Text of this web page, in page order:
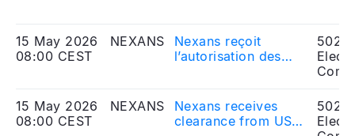
15 May 2026
08:00 CEST
NEXANS
Nexans reçoit
l’autorisation des
américaines dans le
cadre de
15 May 2026
08:00 CEST
NEXANS
Nexans receives
clearance from US